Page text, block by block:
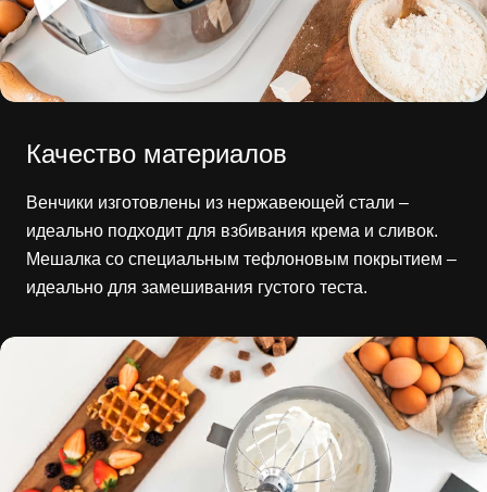
Качество материалов
Венчики изготовлены из нержавеющей стали –
идеально подходит для взбивания крема и сливок.
Мешалка со специальным тефлоновым покрытием –
идеально для замешивания густого теста.